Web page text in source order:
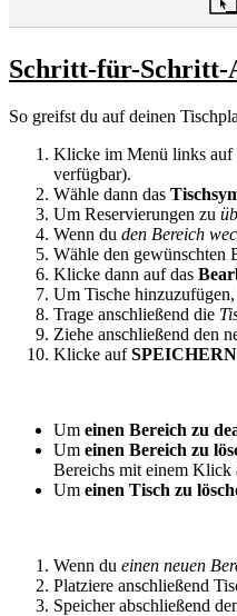
Schritt-für-Schritt-
So greifst du auf deinen
Klicke im Menü links auf
verfügbar).
Wähle dann das
Um Reservierungen zu
Wenn du den Bereich
Wähle den gewünschten
Klicke dann auf das
Um Tische
Trage anschließend die
Ziehe anschließend den
Klicke auf
Um einen Bereich zu
Um einen Bereich zu
Bereichs mit einem Klick
Um einen Tisch zu
Wenn du einen neuen
Platziere anschließend
Speicher abschließend